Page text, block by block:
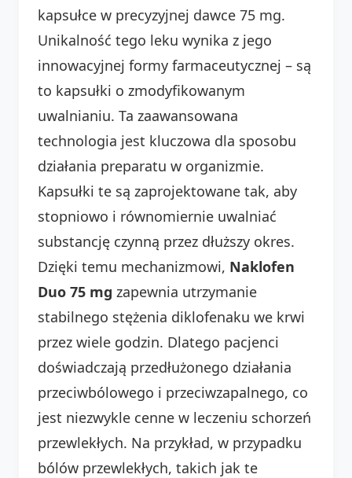
kapsułce w precyzyjnej dawce 75 mg.
Unikalność tego leku wynika z jego
innowacyjnej formy farmaceutycznej – są
to kapsułki o zmodyfikowanym
uwalnianiu. Ta zaawansowana
technologia jest kluczowa dla sposobu
działania preparatu w organizmie.
Kapsułki te są zaprojektowane tak, aby
stopniowo i równomiernie uwalniać
substancję czynną przez dłuższy okres.
Dzięki temu mechanizmowi, Naklofen
Duo 75 mg zapewnia utrzymanie
stabilnego stężenia diklofenaku we krwi
przez wiele godzin. Dlatego pacjenci
doświadczają przedłużonego działania
przeciwbólowego i przeciwzapalnego, co
jest niezwykle cenne w leczeniu schorzeń
przewlekłych. Na przykład, w przypadku
bólów przewlekłych, takich jak te